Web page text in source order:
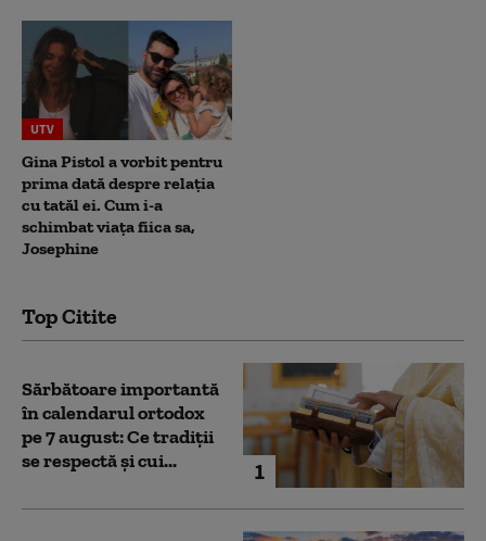
UTV
Gina Pistol a vorbit pentru
prima dată despre relația
cu tatăl ei. Cum i-a
schimbat viața fiica sa,
Josephine
Top Citite
1
Sărbătoare importantă
în calendarul ortodox
pe 7 august: Ce tradiții
se respectă și cui...